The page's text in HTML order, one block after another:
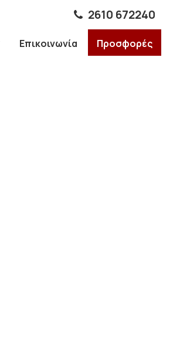
2610 672240
Επικοινωνία Προσφορές